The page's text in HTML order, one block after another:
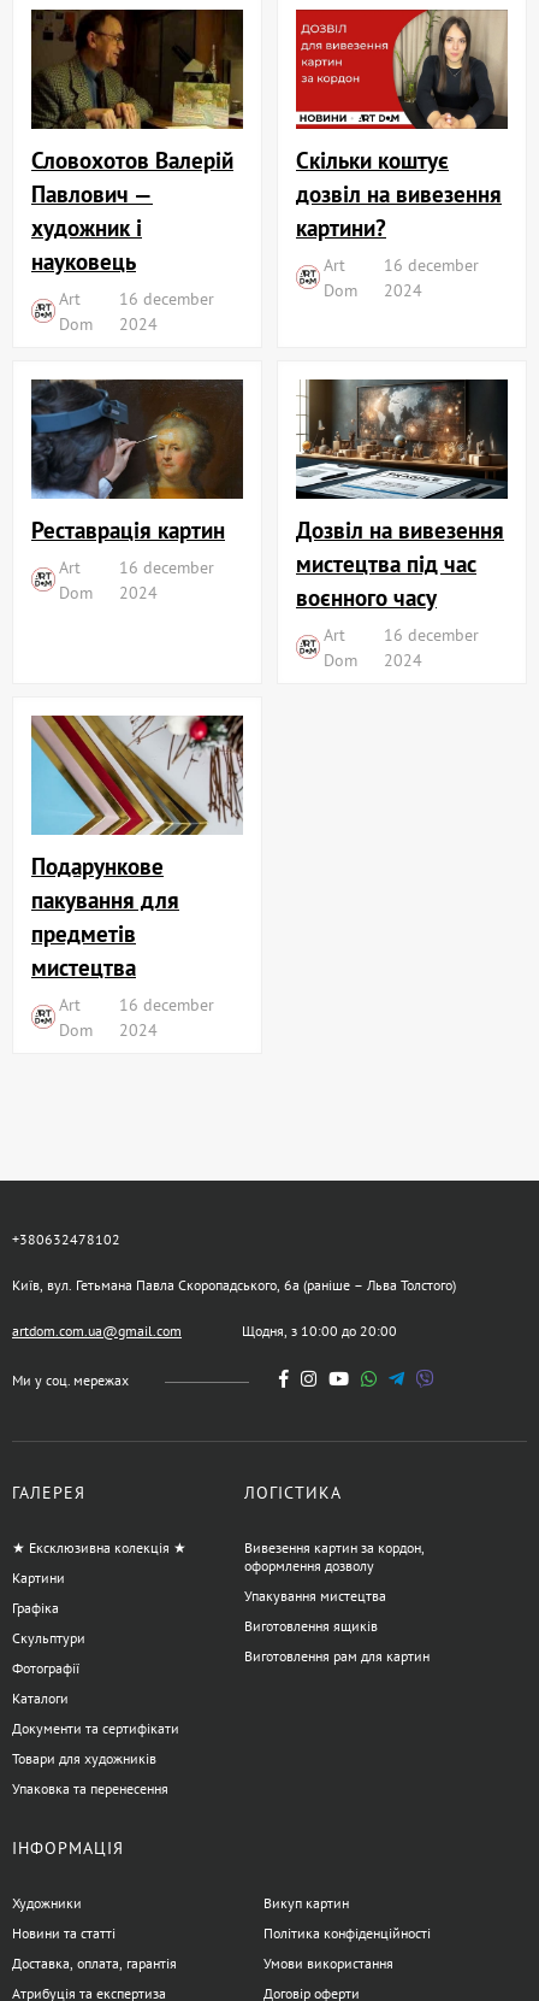
Словохотов Валерій
Павлович —
художник і
науковець
Art
Dom
16 december
2024
Скільки коштує
дозвіл на вивезення
картини?
Art
Dom
16 december
2024
Реставрація картин
Art
Dom
16 december
2024
Дозвіл на вивезення
мистецтва під час
воєнного часу
Art
Dom
16 december
2024
Подарункове
пакування для
предметів
мистецтва
Art
Dom
16 december
2024
+380632478102
Київ, вул. Гетьмана Павла Скоропадського, 6а (раніше – Льва Толстого)
artdom.com.ua@gmail.com Щодня, з 10:00 до 20:00
Ми у соц. мережах
ГАЛЕРЕЯ
★ Ексклюзивна колекція ★
Картини
Графіка
Скульптури
Фотографії
Каталоги
Документи та сертифікати
Товари для художників
Упаковка та перенесення
ЛОГІСТИКА
Вивезення картин за кордон,
оформлення дозволу
Упакування мистецтва
Виготовлення ящиків
Виготовлення рам для картин
ІНФОРМАЦІЯ
Художники
Новини та статті
Доставка, оплата, гарантія
Атрибуція та експертиза
Викуп картин
Політика конфіденційності
Умови використання
Договір оферти